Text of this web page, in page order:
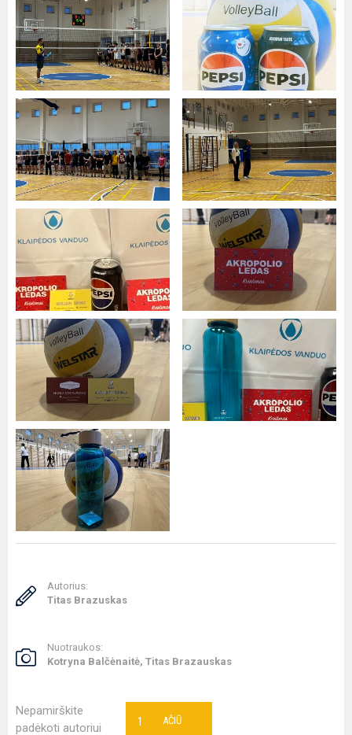
Autorius:
Titas Brazuskas
Nuotraukos:
Kotryna Balčėnaitė, Titas Brazauskas
Nepamirškite
padėkoti autoriui
AČIŪ
1